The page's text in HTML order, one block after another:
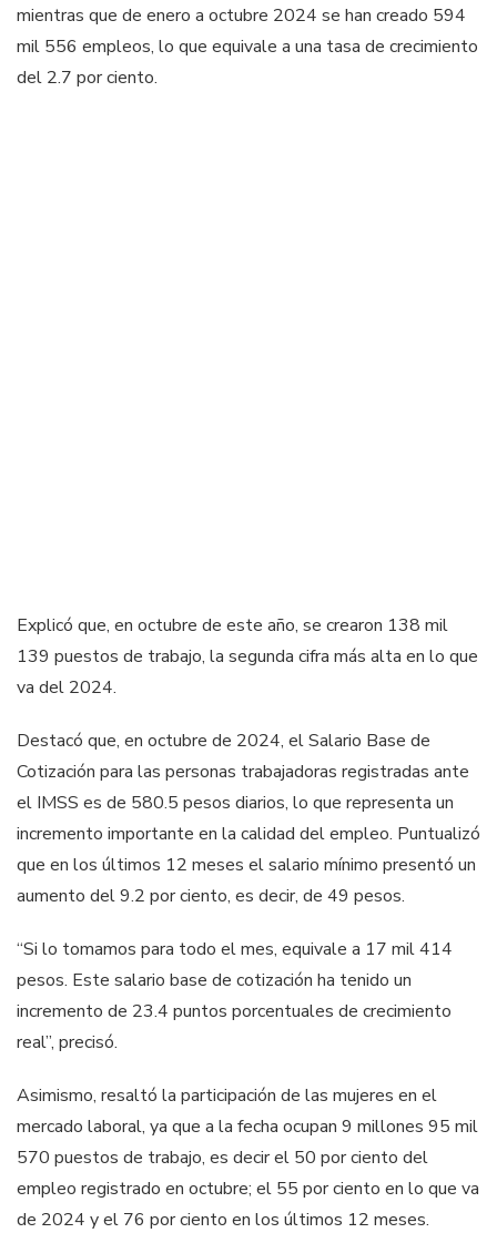
mientras que de enero a octubre 2024 se han creado 594
mil 556 empleos, lo que equivale a una tasa de crecimiento
del 2.7 por ciento.
Explicó que, en octubre de este año, se crearon 138 mil
139 puestos de trabajo, la segunda cifra más alta en lo que
va del 2024.
Destacó que, en octubre de 2024, el Salario Base de
Cotización para las personas trabajadoras registradas ante
el IMSS es de 580.5 pesos diarios, lo que representa un
incremento importante en la calidad del empleo. Puntualizó
que en los últimos 12 meses el salario mínimo presentó un
aumento del 9.2 por ciento, es decir, de 49 pesos.
“Si lo tomamos para todo el mes, equivale a 17 mil 414
pesos. Este salario base de cotización ha tenido un
incremento de 23.4 puntos porcentuales de crecimiento
real”, precisó.
Asimismo, resaltó la participación de las mujeres en el
mercado laboral, ya que a la fecha ocupan 9 millones 95 mil
570 puestos de trabajo, es decir el 50 por ciento del
empleo registrado en octubre; el 55 por ciento en lo que va
de 2024 y el 76 por ciento en los últimos 12 meses.